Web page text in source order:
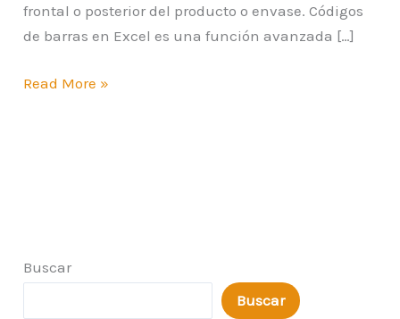
frontal o posterior del producto o envase. Códigos
de barras en Excel es una función avanzada […]
Read More »
Buscar
Buscar